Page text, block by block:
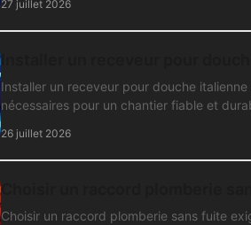
27 juillet 2026
Installer un receveur pour douche
nécessaires pour un chantier fiable et
26 juillet 2026
Choisir un raccord plomberie sans fuite